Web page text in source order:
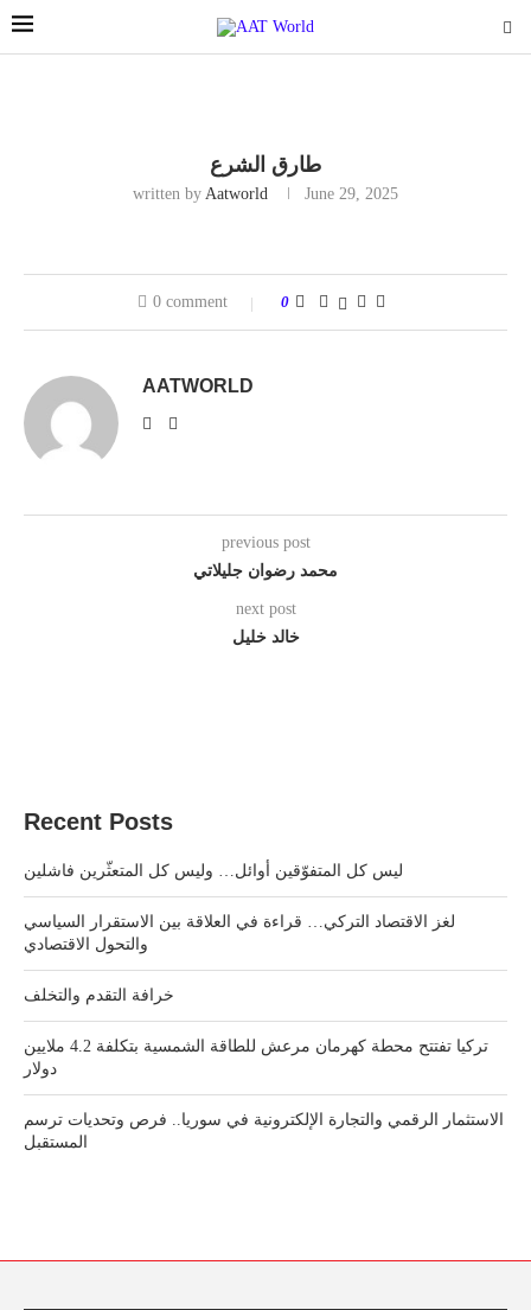
طارق الشرع
written by Aatworld June 29, 2025
0 comment 0
AATWORLD
previous post
محمد رضوان جليلاتي
next post
خالد خليل
Recent Posts
ليس كل المتفوّقين أوائل… وليس كل المتعثّرين فاشلين
لغز الاقتصاد التركي… قراءة في العلاقة بين الاستقرار السياسي
والتحول الاقتصادي
خرافة التقدم والتخلف
تركيا تفتتح محطة كهرمان مرعش للطاقة الشمسية بتكلفة 4.2 ملايين
دولار
الاستثمار الرقمي والتجارة الإلكترونية في سوريا.. فرص وتحديات ترسم
المستقبل